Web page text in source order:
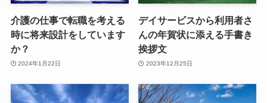
介護の仕事で転職を考える
時に将来設計をしています
か？
2024年1月22日
デイサービスから利用者さ
んの年賀状に添える手書き
挨拶文
2023年12月25日